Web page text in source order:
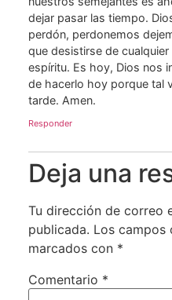
dejar pasar las tiempo.
perdón, perdonemos
que desistirse de
espíritu. Es hoy, Dios nos
de hacerlo hoy porque tal
tarde. Amen.
Responder
Deja una
Tu dirección de correo
publicada. Los campos
marcados con *
Comentario *